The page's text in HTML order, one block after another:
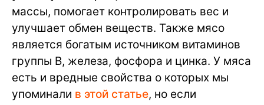
массы, помогает контролировать вес и
улучшает обмен веществ. Также мясо
является богатым источником витаминов
группы B, железа, фосфора и цинка. У мяса
есть и вредные свойства о которых мы
упоминали в этой статье, но если